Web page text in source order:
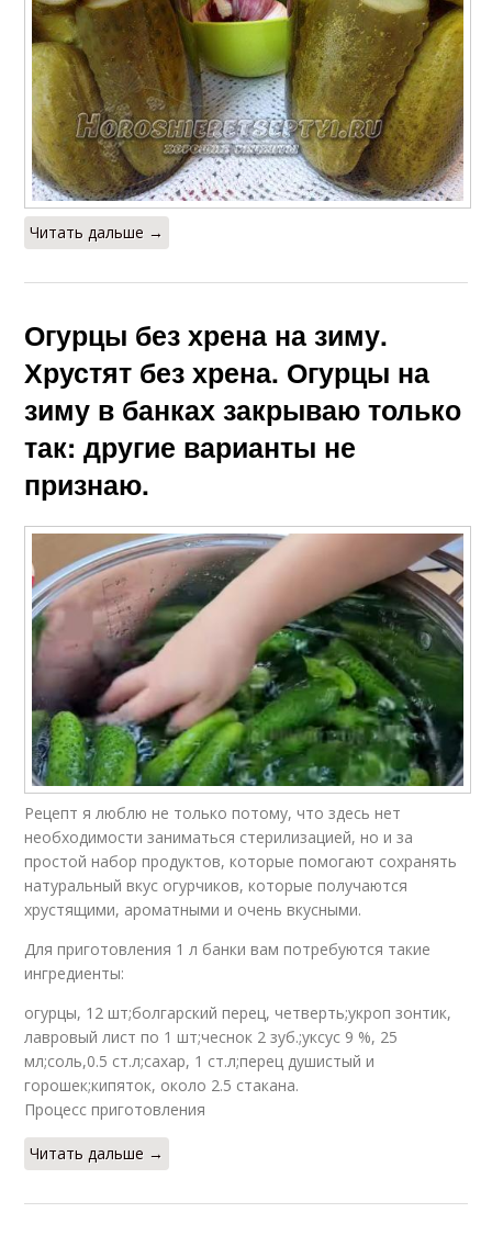
Читать дальше →
Огурцы без хрена на зиму.
Хрустят без хрена. Огурцы на
зиму в банках закрываю только
так: другие варианты не
признаю.
Рецепт я люблю не только потому, что здесь нет
необходимости заниматься стерилизацией, но и за
простой набор продуктов, которые помогают сохранять
натуральный вкус огурчиков, которые получаются
хрустящими, ароматными и очень вкусными.
Для приготовления 1 л банки вам потребуются такие
ингредиенты:
огурцы, 12 шт;болгарский перец, четверть;укроп зонтик,
лавровый лист по 1 шт;чеснок 2 зуб.;уксус 9 %, 25
мл;соль,0.5 ст.л;сахар, 1 ст.л;перец душистый и
горошек;кипяток, около 2.5 стакана.
Процесс приготовления
Читать дальше →